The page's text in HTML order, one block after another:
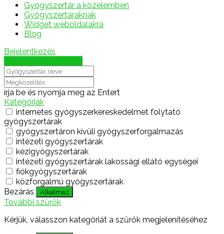
Gyógyszertár a közelemben
Gyógyszertáraknak
Widget weboldalakra
Blog
Bejelentkezés
írja be és nyomja meg az Entert
Kategóriák
internetes gyógyszerkereskedelmet folytató
gyógyszertárak
gyógyszertáron kívüli gyógyszerforgalmazás
intézeti gyógyszertárak
kézigyógyszertárak
intézeti gyógyszertárak lakossági ellátó egységei
fiókgyógyszertárak
közforgalmú gyógyszertárak
Bezárás
Alkalmaz
További szűrők
Kérjük, válasszon kategóriát a szűrők megjelenítéséhez